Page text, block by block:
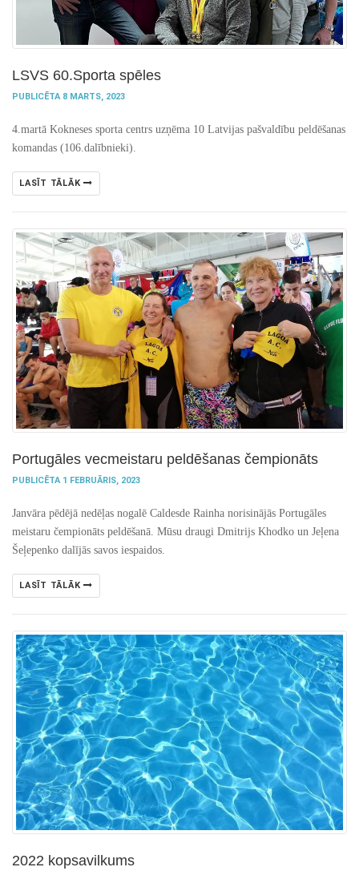
LSVS 60.Sporta spēles
PUBLICĒTA 8 MARTS, 2023
4.martā Kokneses sporta centrs uzņēma 10 Latvijas pašvaldību peldēšanas
komandas (106.dalībnieki).
LASĪT TĀLĀK
Portugāles vecmeistaru peldēšanas čempionāts
PUBLICĒTA 1 FEBRUĀRIS, 2023
Janvāra pēdējā nedēļas nogalē Сaldesde Rainha norisinājās Portugāles
meistaru čempionāts peldēšanā. Mūsu draugi Dmitrijs Khodko un Jeļena
Šeļepenko dalījās savos iespaidos.
LASĪT TĀLĀK
2022 kopsavilkums